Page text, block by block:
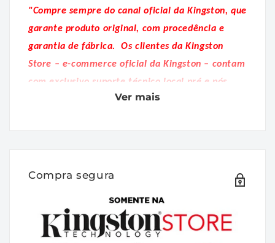
"Compre sempre do canal oficial da Kingston, que
garante produto original, com procedência e
garantia de fábrica.Os clientes da Kingston
Store – e-commerce oficial da Kingston – contam
com exclusivo suporte técnico local pré e pós
DDR5-5600 CL40 SDRAM (DRAM síncrona)
1Rx8, com base em oito componentes FBGA
2G x 8 bits por módulo. O modulo suporta
Intel® Extreme Memory Profiles (Intel®
Ver mais
Compra segura